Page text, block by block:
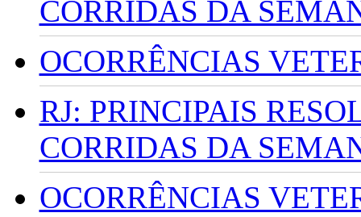
CORRIDAS DA
OCORRÊNCIAS
RJ: PRINCIPAIS
CORRIDAS DA
OCORRÊNCIAS